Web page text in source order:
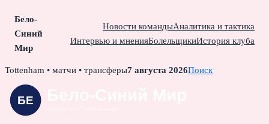
Бело-
Синий
Мир
Новости командыАналитика и тактика
Интервью и мненияБолельщикиИстория клуба
Skip
content
Tottenham • матчи • трансферы7 августа 2026Поиск